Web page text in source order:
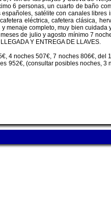
6 personas, un cuarto de baño
satélite con canales libres
eléctrica, cafetera clásica,
menaje completo, muy bien
de julio y agosto mínimo 7
Y ENTREGA DE LLAVES.
4 noches 507€, 7 noches 806€, del
952€, (consultar posibles noches, 3